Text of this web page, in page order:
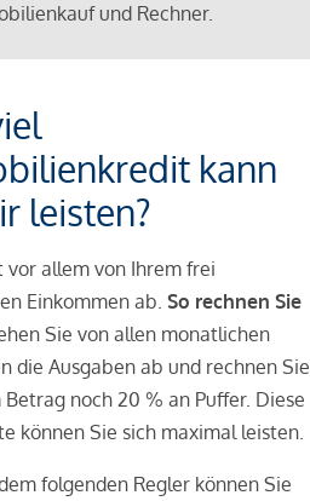
und Rechner.
kann
leisten?
vor allem von Ihrem frei
Einkommen ab. So rechnen Sie
Sie von allen monatlichen
die Ausgaben ab und rechnen Sie
Betrag noch 20 % an Puffer. Diese
können Sie sich maximal leisten.
folgenden Regler können Sie